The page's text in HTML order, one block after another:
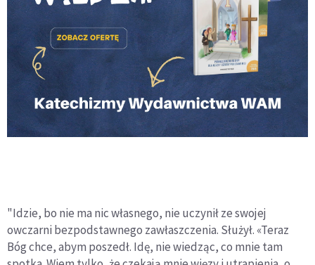
"Idzie, bo nie ma nic własnego, nie uczynił ze swojej
owczarni bezpodstawnego zawłaszczenia. Służył. «Teraz
Bóg chce, abym poszedł. Idę, nie wiedząc, co mnie tam